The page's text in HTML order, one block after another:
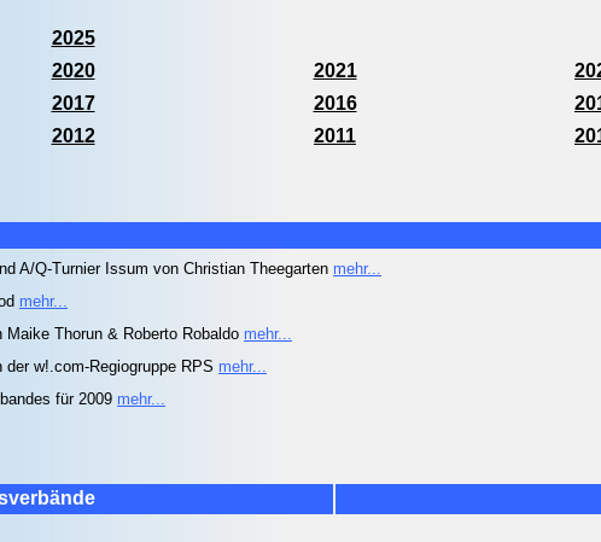
2025
2020 2021
2017 2016
2012 2011
A/Q-Turnier Issum von Christian Theegarten mehr...
mehr...
Maike Thorun & Roberto Robaldo mehr...
der w!.com-Regiogruppe RPS mehr...
für 2009 mehr...